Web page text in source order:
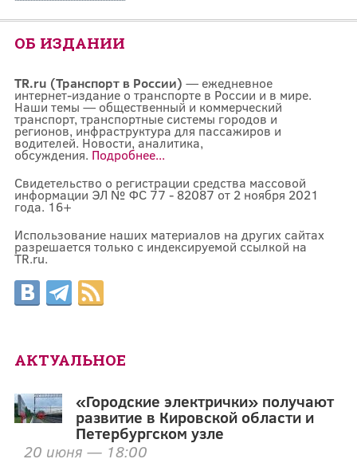
ОБ ИЗДАНИИ
TR.ru (Транспорт в России) — ежедневное
интернет-издание о транспорте в России и в мире.
Наши темы — общественный и коммерческий
транспорт, транспортные системы городов и
регионов, инфраструктура для пассажиров и
водителей. Новости, аналитика,
обсуждения. Подробнее...
Свидетельство о регистрации средства массовой
информации ЭЛ № ФС 77 - 82087 от 2 ноября 2021
года. 16+
Использование наших материалов на других сайтах
разрешается только с индексируемой ссылкой на
TR.ru.
АКТУАЛЬНОЕ
«Городские электрички» получают
развитие в Кировской области и
Петербургском узле
20 июня — 18:00